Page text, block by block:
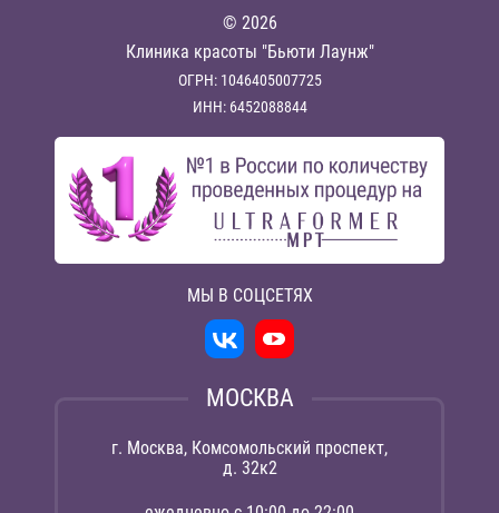
© 2026
Клиника красоты "Бьюти Лаунж"
ОГРН: 1046405007725
ИНН: 6452088844
МЫ В СОЦСЕТЯХ
МОСКВА
г. Москва, Комсомольский проспект,
д. 32к2